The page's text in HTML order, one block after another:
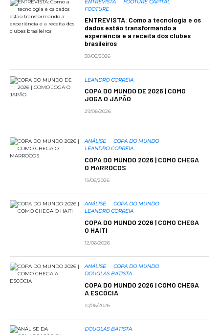
ENTREVISTA
FOOTURE CAPITAL
FOOTURE
ENTREVISTA: Como a tecnologia e os
dados estão transformando a
experiência e a receita dos clubes
brasileiros
30/06/2026
LEANDRO CORREIA
COPA DO MUNDO DE 2026 | COMO
JOGA O JAPÃO
29/06/2026
ANÁLISE
COPA DO MUNDO
LEANDRO CORREIA
COPA DO MUNDO 2026 | COMO CHEGA
O MARROCOS
15/06/2026
ANÁLISE
COPA DO MUNDO
LEANDRO CORREIA
COPA DO MUNDO 2026 | COMO CHEGA
O HAITI
12/06/2026
ANÁLISE
COPA DO MUNDO
DOUGLAS BATISTA
COPA DO MUNDO 2026 | COMO CHEGA
A ESCÓCIA
10/06/2026
DOUGLAS BATISTA